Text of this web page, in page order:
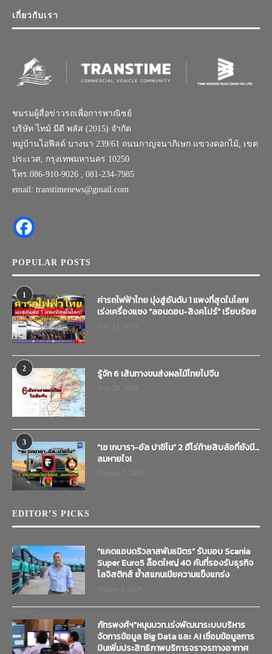
เกี่ยวกับเรา
ชมรมผู้สื่อข่าวรถเพื่อการพาณิชย์
บริษัท ไทม์ มีดี พลัส (2015) จำกัด
หมู่บ้านไอฟีลด์ บางนา 239/61 ถนนกาญจนาภิเษก แขวงดอกไม้, เขต
ประเวศ, กรุงเทพมหานคร 10250
โทร.086-910-9026 , 081-234-7985
email: transtimenews@gmail.com
POPULAR POSTS
1
ค่ารถไฟฟ้าไทย มุ่งสู่อันดับ 1 แพงที่สุดในโลก!
เร่งเครื่องแซง “ลอนดอน-สิงคโปร์” เรียบร้อย
2 รู้จัก 6 เส้นทางขนส่งผลไม้ไทยไปจีน
3
“เช เกบารา-อัล ปาชิโน” 2 ฮีโร่ท้ายสิบล้อที่ยังมี…
ลมหายใจ!
EDITOR’S PICKS
“แคดแอนดริวลาสพันธมิตร” รับมอบ Scania
Super Euro5 ล็อตใหญ่ 40 คันที่รองรับธุรกิจ
โลจิสติกส์ ย้ำสแกนเนียความแข็งแกร่ง
ภัทรพงศ์ฯ”หนุนบวท.เร่งพัฒนาระบบบริหาร
จัดการข้อมูล Big Data และ AI เชื่อมข้อมูลการ
บินเพิ่มประสิทธิภาพบริการจราจรทางอากาศ